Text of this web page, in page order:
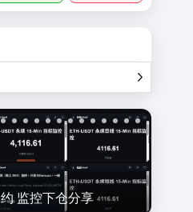
监控下仓分享